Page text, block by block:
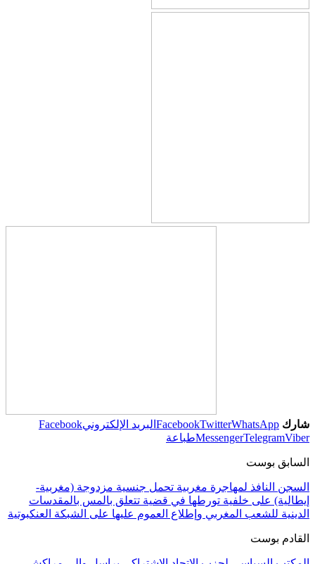
شارك FacebookTwitterWhatsApp البريد الإلكترونيFacebook
MessengerTelegramViber طباعة
السابق بوست
السجن النافذ لمهاجرة مغربية تحمل جنسية مزدوجة (مغربية-
إيطالية) على خلفية تورطها في قضية تتعلق بالمس بالمقدسات
الدينية للشعب المغربي وإطلاع العموم عليها على الشبكة العنكبوتية
القادم بوست